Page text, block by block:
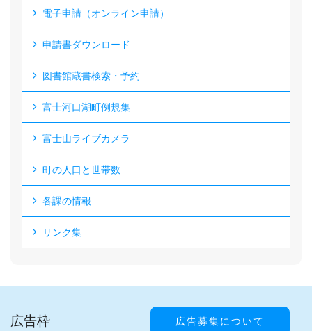
電子申請（オンライン申請）
申請書ダウンロード
図書館蔵書検索・予約
富士河口湖町例規集
富士山ライブカメラ
町の人口と世帯数
各課の情報
リンク集
広告枠 広告募集について